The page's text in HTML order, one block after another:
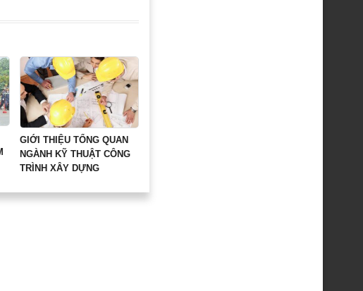
GIỚI THIỆU TỔNG QUAN
NGÀNH KỸ THUẬT CÔNG
TRÌNH XÂY DỰNG